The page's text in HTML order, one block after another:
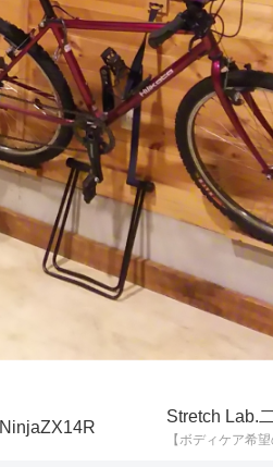
NinjaZX14R
Stretch Lab.
【ボディケア希望